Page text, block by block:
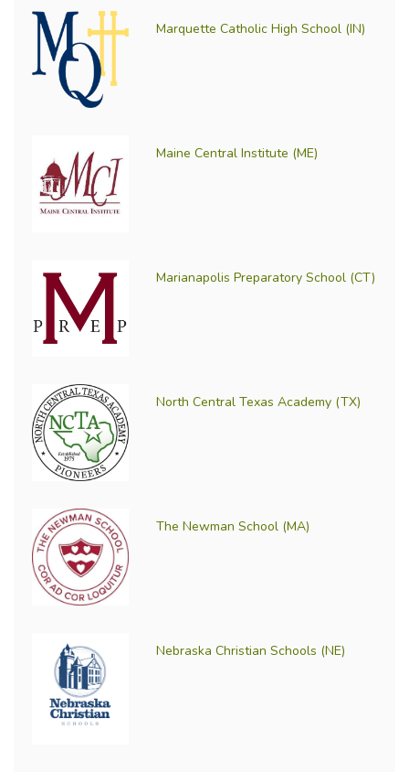
Marquette Catholic High School (IN)
Maine Central Institute (ME)
Marianapolis Preparatory School (CT)
North Central Texas Academy (TX)
The Newman School (MA)
Nebraska Christian Schools (NE)